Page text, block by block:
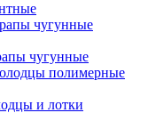
чугунные
чугунные
полимерные
и лотки